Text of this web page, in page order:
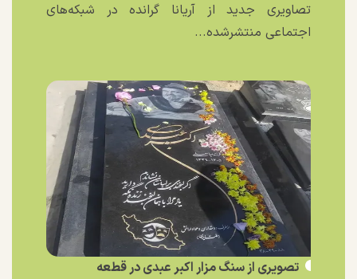
تصاویری جدید از آریانا گرانده در شبکه‌های
اجتماعی منتشرشده...
تصویری از سنگ مزار اکبر عبدی در قطعه